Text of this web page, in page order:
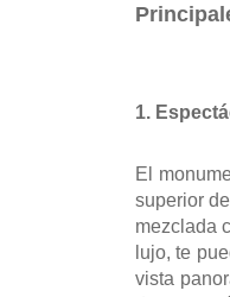
1.
El
superior
mezclada
lujo, te
vista